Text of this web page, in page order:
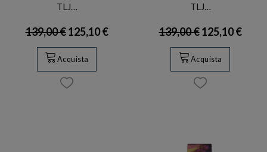
TLJ…
139,00 €125,10 €
Acquista
TLJ…
139,00 €125,10 €
Acquista